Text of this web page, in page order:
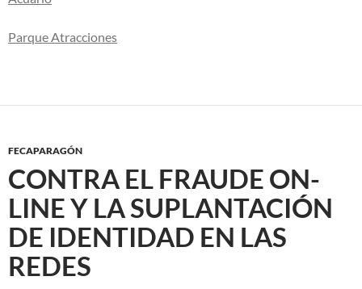
Parque Atracciones
FECAPARAGÓN
CONTRA EL FRAUDE ON-
LINE Y LA SUPLANTACIÓN
DE IDENTIDAD EN LAS
REDES